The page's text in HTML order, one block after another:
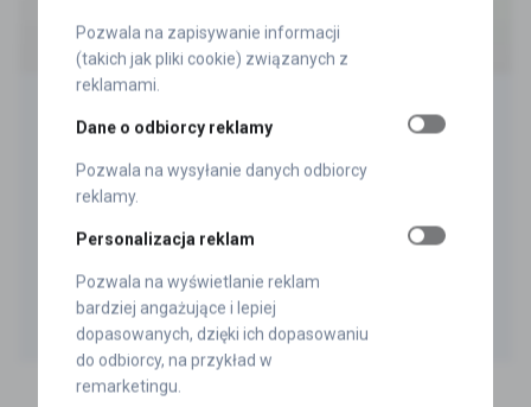
PVC 3D™ Emblems
PVC 3D™ rubber emblems Logo markings made
of flexible, soft SOFT PVC, similar to rubber. See
available solutions. Choose a product:
Pozwala na zapisywanie informacji
(takich jak pliki cookie) związanych z
reklamami.
Dane o odbiorcy reklamy
Pozwala na wysyłanie danych odbiorcy
reklamy.
Personalizacja reklam
Pozwala na wyświetlanie reklam
bardziej angażujące i lepiej
dopasowanych, dzięki ich dopasowaniu
do odbiorcy, na przykład w
remarketingu.